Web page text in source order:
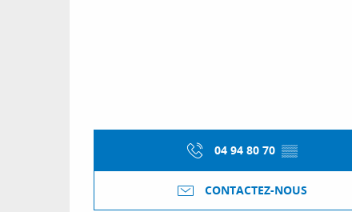
04 94 80 70 ▒▒
CONTACTEZ-NOUS